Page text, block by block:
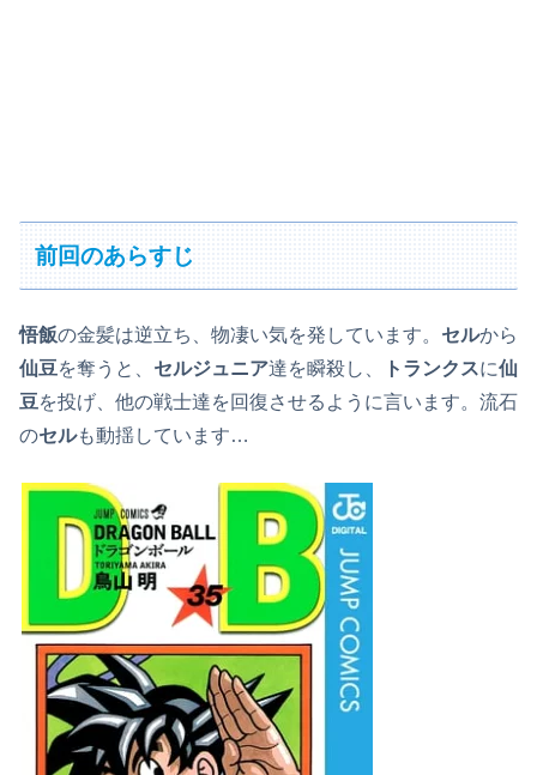
前回のあらすじ
悟飯の金髪は逆立ち、物凄い気を発しています。 セルから
仙豆を奪うと、 セルジュニア達を瞬殺し、 トランクスに仙
豆を投げ、他の戦士達を回復させるように言います。流石
のセルも動揺しています…